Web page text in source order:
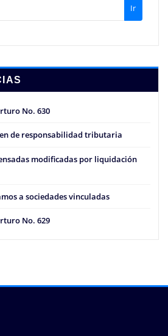
Ir
No. 630
de responsabilidad tributaria
modificadas por liquidación
a sociedades vinculadas
No. 629